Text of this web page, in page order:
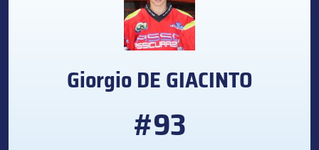
GiorgioDE GIACINTO
#93